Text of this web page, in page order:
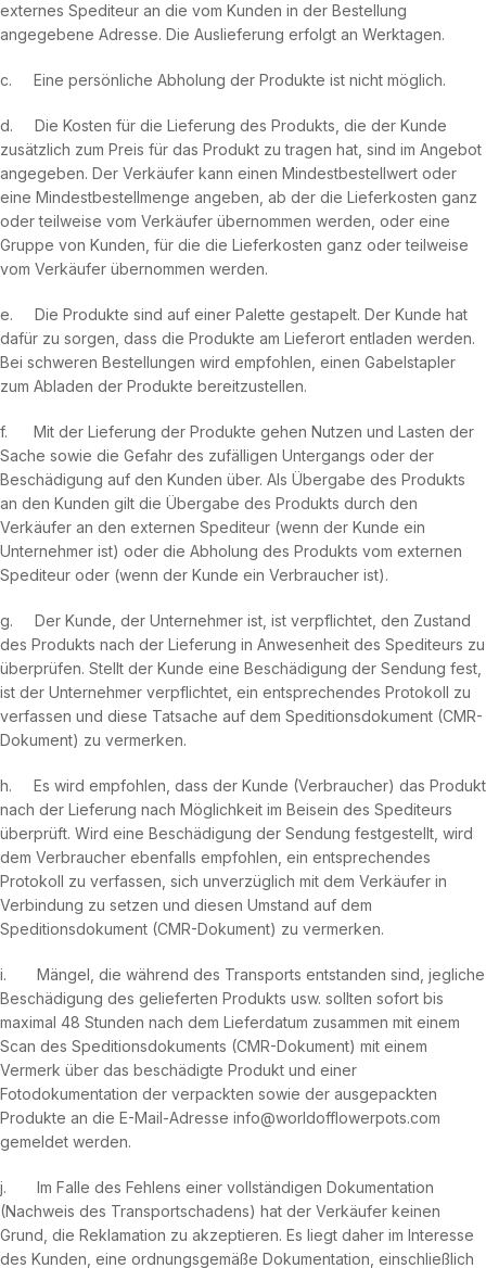
externes Spediteur an die vom Kunden in der Bestellung
angegebene Adresse. Die Auslieferung erfolgt an Werktagen.
c. Eine persönliche Abholung der Produkte ist nicht möglich.
d. Die Kosten für die Lieferung des Produkts, die der Kunde
zusätzlich zum Preis für das Produkt zu tragen hat, sind im Angebot
angegeben. Der Verkäufer kann einen Mindestbestellwert oder
eine Mindestbestellmenge angeben, ab der die Lieferkosten ganz
oder teilweise vom Verkäufer übernommen werden, oder eine
Gruppe von Kunden, für die die Lieferkosten ganz oder teilweise
vom Verkäufer übernommen werden.
e. Die Produkte sind auf einer Palette gestapelt. Der Kunde hat
dafür zu sorgen, dass die Produkte am Lieferort entladen werden.
Bei schweren Bestellungen wird empfohlen, einen Gabelstapler
zum Abladen der Produkte bereitzustellen.
f. Mit der Lieferung der Produkte gehen Nutzen und Lasten der
Sache sowie die Gefahr des zufälligen Untergangs oder der
Beschädigung auf den Kunden über. Als Übergabe des Produkts
an den Kunden gilt die Übergabe des Produkts durch den
Verkäufer an den externen Spediteur (wenn der Kunde ein
Unternehmer ist) oder die Abholung des Produkts vom externen
Spediteur oder (wenn der Kunde ein Verbraucher ist).
g. Der Kunde, der Unternehmer ist, ist verpflichtet, den Zustand
des Produkts nach der Lieferung in Anwesenheit des Spediteurs zu
überprüfen. Stellt der Kunde eine Beschädigung der Sendung fest,
ist der Unternehmer verpflichtet, ein entsprechendes Protokoll zu
verfassen und diese Tatsache auf dem Speditionsdokument (CMR-
Dokument) zu vermerken.
h. Es wird empfohlen, dass der Kunde (Verbraucher) das Produkt
nach der Lieferung nach Möglichkeit im Beisein des Spediteurs
überprüft. Wird eine Beschädigung der Sendung festgestellt, wird
dem Verbraucher ebenfalls empfohlen, ein entsprechendes
Protokoll zu verfassen, sich unverzüglich mit dem Verkäufer in
Verbindung zu setzen und diesen Umstand auf dem
Speditionsdokument (CMR-Dokument) zu vermerken.
i. Mängel, die während des Transports entstanden sind, jegliche
Beschädigung des gelieferten Produkts usw. sollten sofort bis
maximal 48 Stunden nach dem Lieferdatum zusammen mit einem
Scan des Speditionsdokuments (CMR-Dokument) mit einem
Vermerk über das beschädigte Produkt und einer
Fotodokumentation der verpackten sowie der ausgepackten
Produkte an die E-Mail-Adresse info@worldofflowerpots.com
gemeldet werden.
j. Im Falle des Fehlens einer vollständigen Dokumentation
(Nachweis des Transportschadens) hat der Verkäufer keinen
Grund, die Reklamation zu akzeptieren. Es liegt daher im Interesse
des Kunden, eine ordnungsgemäße Dokumentation, einschließlich